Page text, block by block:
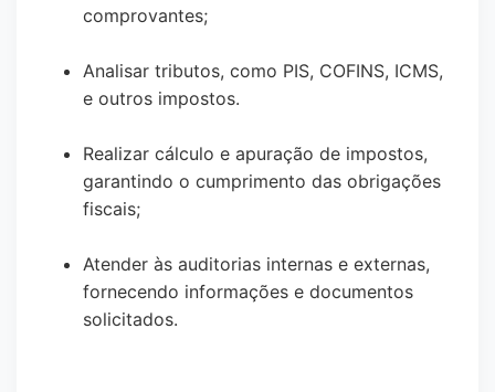
comprovantes;
Analisar tributos, como PIS, COFINS, ICMS,
e outros impostos.
Realizar cálculo e apuração de impostos,
garantindo o cumprimento das obrigações
fiscais;
Atender às auditorias internas e externas,
fornecendo informações e documentos
solicitados.